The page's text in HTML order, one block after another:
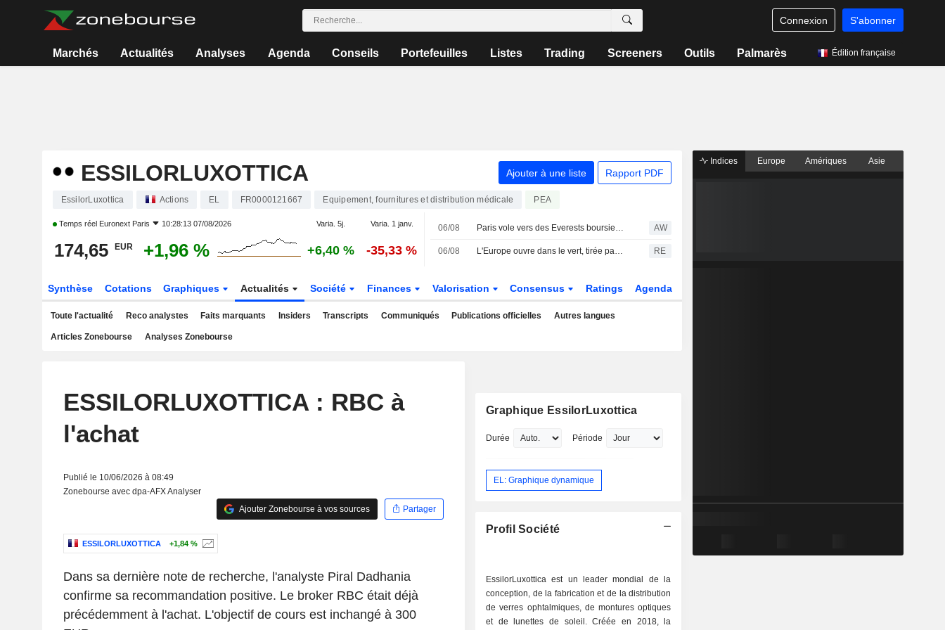
Connexion S'abonner
Marchés Actualités Analyses Agenda Conseils Portefeuilles Listes Trading Screeners Outils Palmarès Édition française
ESSILORLUXOTTICA Ajouter à une liste Rapport PDF
EssilorLuxottica Actions EL FR0000121667 Equipement, fournitures et distribution médicale PEA
Temps réel Euronext Paris 10:28:13 07/08/2026 Varia. 5j. Varia. 1 janv.
174,65 EUR +1,96 % +6,40 % -35,33 %
06/08 Paris vole vers des Everests boursiers en attendant un accord pour Ormuz AW
06/08 L'Europe ouvre dans le vert, tirée par les résultats et les espoirs en Iran RE
Synthèse Cotations Graphiques Actualités Société Finances Valorisation Consensus Ratings Agenda
Toute l'actualité Reco analystes Faits marquants Insiders Transcripts Communiqués Publications officielles Autres langues
Articles Zonebourse Analyses Zonebourse
ESSILORLUXOTTICA : RBC à
l'achat
Publié le 10/06/2026 à 08:49
Zonebourse avec dpa-AFX Analyser
Ajouter Zonebourse à vos sources
Partager
ESSILORLUXOTTICA +1,84 %
Dans sa dernière note de recherche, l'analyste Piral Dadhania
confirme sa recommandation positive. Le broker RBC était déjà
précédemment à l'achat. L'objectif de cours est inchangé à 300
Graphique EssilorLuxottica
Durée Période
EL: Graphique dynamique
Profil Société
EssilorLuxottica est un leader mondial de la
conception, de la fabrication et de la distribution
de verres ophtalmiques, de montures optiques
et de lunettes de soleil. Créée en 2018, la
Indices Europe Amériques Asie